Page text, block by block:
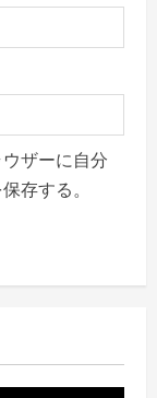
ザーに自分
存する。